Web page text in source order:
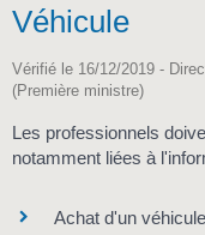
Véhicule
Vérifié le 16/12/2019 -
(Première ministre)
Les professionnels
notamment liées à
Achat d'un